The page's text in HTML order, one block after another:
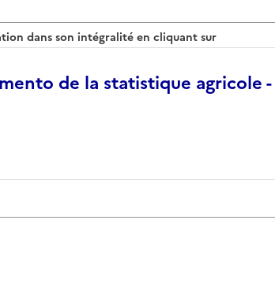
dans son intégralité en cliquant sur
de la statistique agricole